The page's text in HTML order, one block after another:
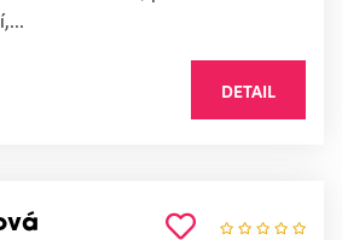
DETAIL